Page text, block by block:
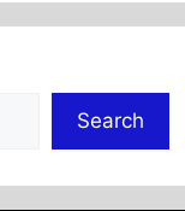
Search